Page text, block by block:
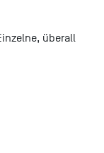
überall